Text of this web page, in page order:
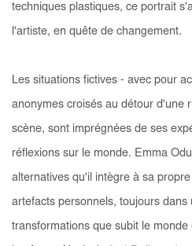
techniques plastiques, ce portrait
l'artiste, en quête de changement.
Les situations fictives - avec pour
anonymes croisés au détour d'une
scène, sont imprégnées de ses
réflexions sur le monde. Emma
alternatives qu'il intègre à sa
artefacts personnels, toujours
transformations que subit le